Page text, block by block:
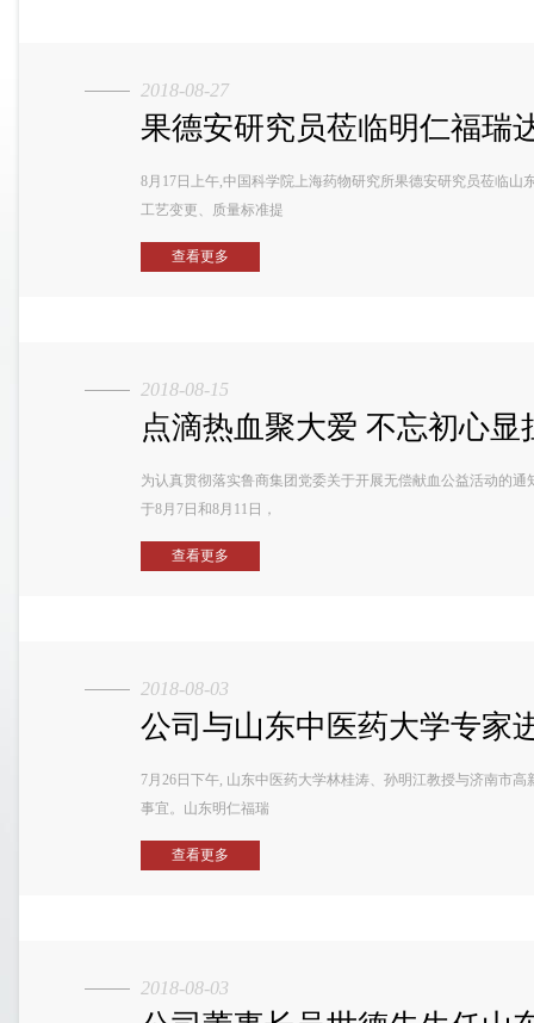
2018-08-27
果德安研究员莅临明仁福瑞
8月17日上午,中国科学院上海药物研究所果德安研究员莅临
工艺变更、质量标准提
查看更多
2018-08-15
点滴热血聚大爱 不忘初心显
为认真贯彻落实鲁商集团党委关于开展无偿献血公益活动的
于8月7日和8月11日，
查看更多
2018-08-03
公司与山东中医药大学专家
7月26日下午, 山东中医药大学林桂涛、孙明江教授与济南市
事宜。山东明仁福瑞
查看更多
2018-08-03